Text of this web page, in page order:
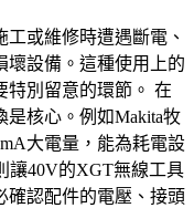
或維修時遭遇斷電、
壞設備。這種使用上的
特別留意的環節。 在
是核心。例如Makita牧
大電量，能為耗電設
讓40V的XGT無線工具
確認配件的電壓、接頭